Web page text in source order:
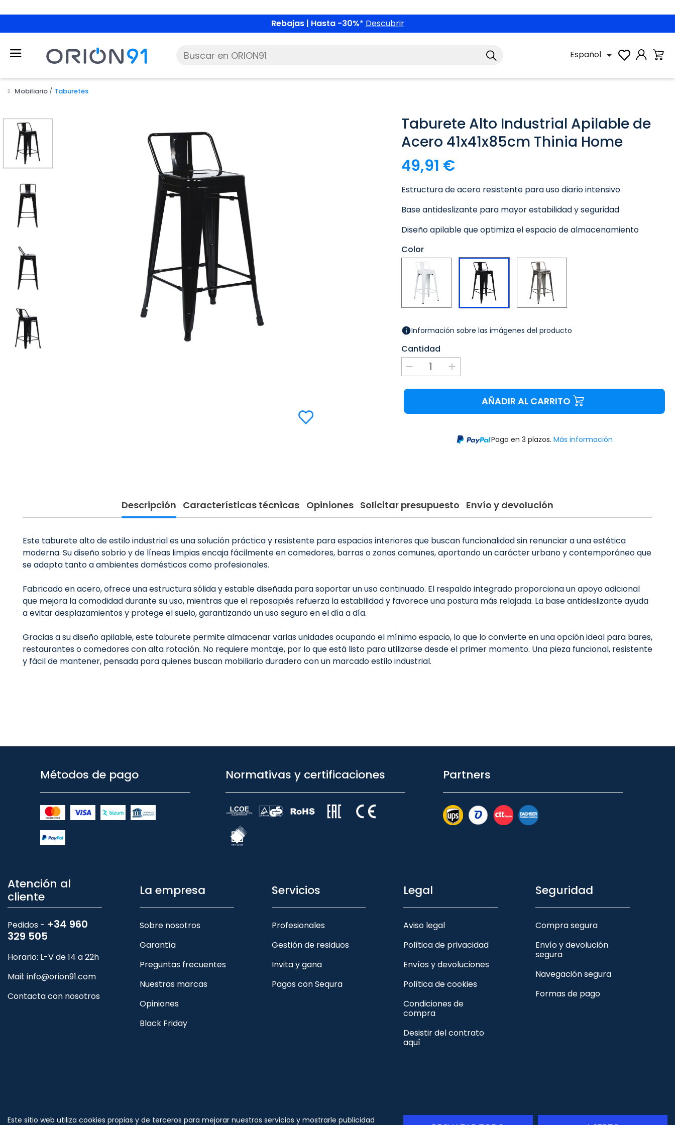
Rebajas | Hasta -30%* Descubrir
Español 
Mobiliario Taburetes
Taburete Alto Industrial Apilable de
Acero 41x41x85cm Thinia Home
49,91 €
Estructura de acero resistente para uso diario intensivo
Base antideslizante para mayor estabilidad y seguridad
Diseño apilable que optimiza el espacio de almacenamiento
Color
Blanco Negro Plateado
Información sobre las imágenes del producto
Cantidad
AÑADIR AL CARRITO
Paga en 3 plazos. Más información
Descripción Características técnicas Opiniones Solicitar presupuesto Envío y devolución
Este taburete alto de estilo industrial es una solución práctica y resistente para espacios interiores que buscan funcionalidad sin renunciar a una estética
moderna. Su diseño sobrio y de líneas limpias encaja fácilmente en comedores, barras o zonas comunes, aportando un carácter urbano y contemporáneo que
se adapta tanto a ambientes domésticos como profesionales.
Fabricado en acero, ofrece una estructura sólida y estable diseñada para soportar un uso continuado. El respaldo integrado proporciona un apoyo adicional
que mejora la comodidad durante su uso, mientras que el reposapiés refuerza la estabilidad y favorece una postura más relajada. La base antideslizante ayuda
a evitar desplazamientos y protege el suelo, garantizando un uso seguro en el día a día.
Gracias a su diseño apilable, este taburete permite almacenar varias unidades ocupando el mínimo espacio, lo que lo convierte en una opción ideal para bares,
restaurantes o comedores con alta rotación. No requiere montaje, por lo que está listo para utilizarse desde el primer momento. Una pieza funcional, resistente
y fácil de mantener, pensada para quienes buscan mobiliario duradero con un marcado estilo industrial.
Métodos de pago Normativas y certificaciones Partners
Atención al
cliente
Pedidos - +34 960
329 505
Horario: L-V de 14 a 22h
Mail: info@orion91.com
Contacta con nosotros
La empresa
Sobre nosotros
Garantía
Preguntas frecuentes
Nuestras marcas
Opiniones
Black Friday
Servicios
Profesionales
Gestión de residuos
Invita y gana
Pagos con Sequra
Legal
Aviso legal
Política de privacidad
Envíos y devoluciones
Política de cookies
Condiciones de
compra
Desistir del contrato
aquí
Seguridad
Compra segura
Envío y devolución
segura
Navegación segura
Formas de pago
Este sitio web utiliza cookies propias y de terceros para mejorar nuestros servicios y mostrarle publicidad
Síguenos
© Copyright - ORION91 - CIF B10982650- Todos los